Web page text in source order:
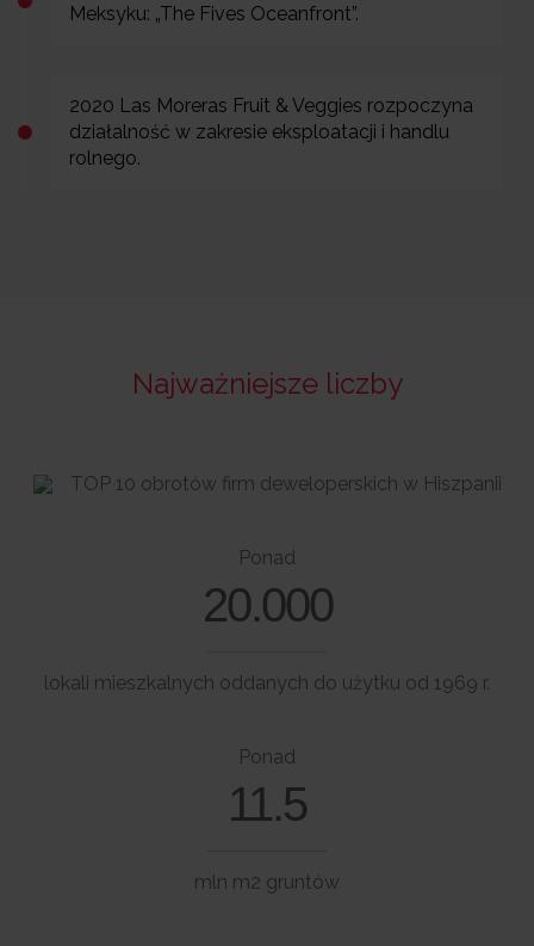
Meksyku: „The Fives Oceanfront”.
2020 Las Moreras Fruit & Veggies rozpoczyna
działalność w zakresie eksploatacji i handlu
rolnego.
Najważniejsze liczby
TOP 10 obrotów firm deweloperskich w Hiszpanii
Ponad
20.000
lokali mieszkalnych oddanych do użytku od 1969 r.
Ponad
11.5
mln m2 gruntów